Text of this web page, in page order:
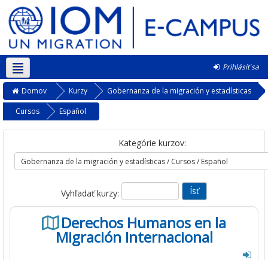
Prihlásiť sa
Slovenčina ‎(sk)‎
Domov Kurzy
Gobernanza de la migración y estadísticas
Cursos
Español
Kategórie kurzov:
Vyhľadať kurzy:
Derechos Humanos en la
Migración Internacional